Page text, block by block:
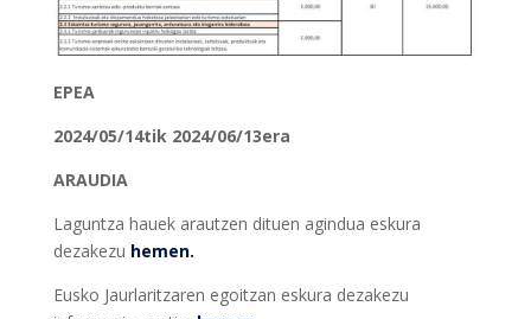
EPEA
2024/05/14tik 2024/06/13era
ARAUDIA
Laguntza hauek arautzen dituen agindua eskura
dezakezu hemen.
Eusko Jaurlaritzaren egoitzan eskura dezakezu